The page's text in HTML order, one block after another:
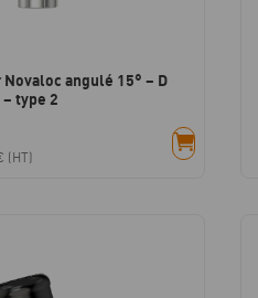
angulé 15° – D
type 2
(HT)